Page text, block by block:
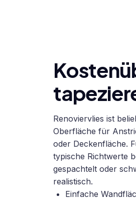
Renoviervlies ist
Oberfläche für
oder Deckenfläche.
typische Richtwerte
gespachtelt oder
realistisch.
Einfache